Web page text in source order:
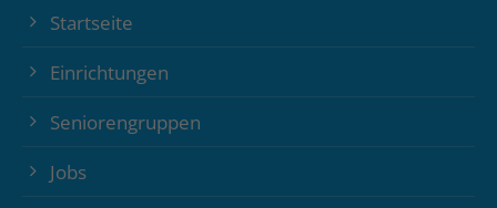
Startseite
Einrichtungen
Seniorengruppen
Jobs